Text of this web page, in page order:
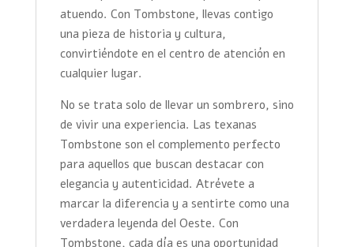
atuendo. Con Tombstone, llevas contigo
una pieza de historia y cultura,
convirtiéndote en el centro de atención en
cualquier lugar.
No se trata solo de llevar un sombrero, sino
de vivir una experiencia. Las texanas
Tombstone son el complemento perfecto
para aquellos que buscan destacar con
elegancia y autenticidad. Atrévete a
marcar la diferencia y a sentirte como una
verdadera leyenda del Oeste. Con
Tombstone, cada día es una oportunidad